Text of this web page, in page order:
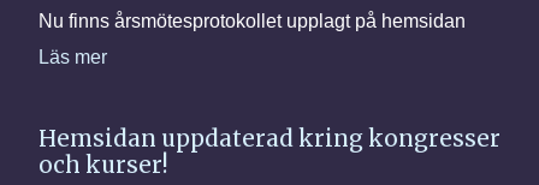
Nu finns årsmötesprotokollet upplagt på hemsidan
Läs mer
Hemsidan uppdaterad kring kongresser
och kurser!